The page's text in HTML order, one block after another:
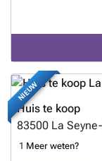
NIEUW
Huis te koop
83500 La
1 Meer weten?